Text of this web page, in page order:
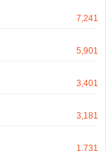
7,241
5,901
3,401
3,181
1,731